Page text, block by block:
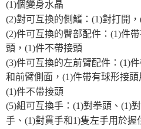
(1)個變身水晶
(2)對可互換的側鰭：(1)對打開
(2)件可互換的臀部配件：(1)件
頭，(1)件不帶接頭
(3)件可互換的左前臂配件：(1)
和前臂側面，(1)件帶有球形接
(1)件不帶接頭
(5)組可互換手：(1)對拳頭、(1)
手、(1)對貫手和1)隻左手用於握